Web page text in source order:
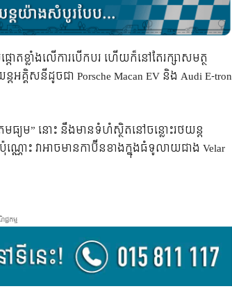
ោតខ្លាំងលើការបើកបរ ហើយក៏នៅតែរក្សាសមត្ថ
អគ្គិសនីដូចជា Porsche Macan EV និង Audi E-tron
តមធ្យម” នោះ នឹងមានទំហំស្ថិតនៅចន្លោះរថយន្ត
ោះ វាអាចមានកាប៊ីនខាងក្នុងធំទូលាយជាង Velar
ជកម្ម